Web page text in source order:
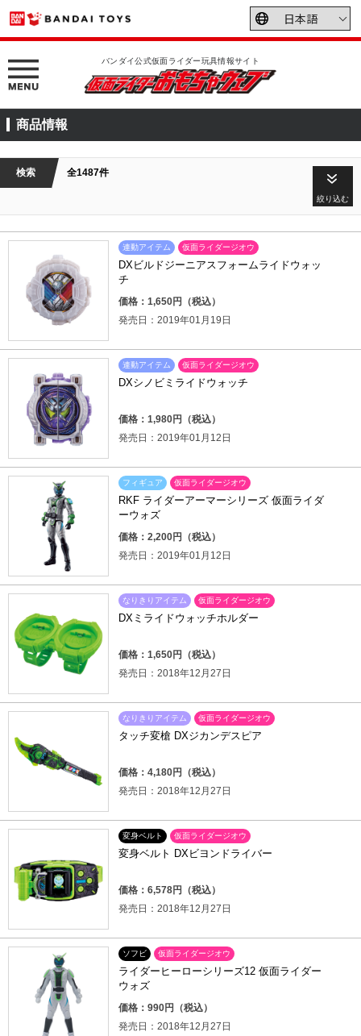
バンダイ公式仮面ライダー玩具情報サイト
商品情報
検索 全1487件
絞り込む
連動アイテム 仮面ライダージオウ
DXビルドジーニアスフォームライドウォッ
チ
価格：1,650円（税込）
発売日：2019年01月19日
連動アイテム 仮面ライダージオウ
DXシノビミライドウォッチ
価格：1,980円（税込）
発売日：2019年01月12日
フィギュア 仮面ライダージオウ
RKF ライダーアーマーシリーズ 仮面ライダ
ーウォズ
価格：2,200円（税込）
発売日：2019年01月12日
なりきりアイテム 仮面ライダージオウ
DXミライドウォッチホルダー
価格：1,650円（税込）
発売日：2018年12月27日
なりきりアイテム 仮面ライダージオウ
タッチ変槍 DXジカンデスピア
価格：4,180円（税込）
発売日：2018年12月27日
変身ベルト 仮面ライダージオウ
変身ベルト DXビヨンドライバー
価格：6,578円（税込）
発売日：2018年12月27日
ソフビ 仮面ライダージオウ
ライダーヒーローシリーズ12 仮面ライダー
ウォズ
価格：990円（税込）
発売日：2018年12月27日